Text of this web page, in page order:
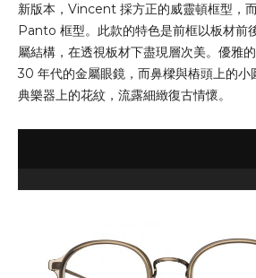
新版本，Vincent 採方正的威靈頓框型，
Panto 框型。此款的特色是前框以板材前
屬結構，在透視板材下盡現層次美。優雅
30 年代的金屬眼鏡，而鼻樑與樁頭上的小
典樂器上的花紋，流露細緻復古情懷。